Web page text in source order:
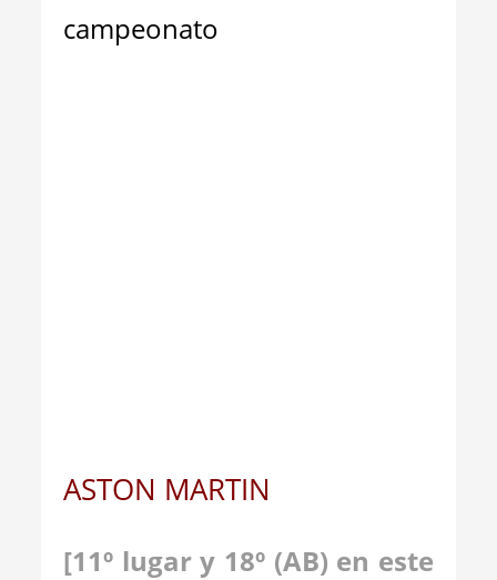
campeonato
ASTON MARTIN
[11º lugar y 18º (AB) en este